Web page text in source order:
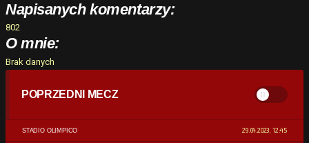
Napisanych komentarzy:
802
O mnie:
Brak danych
POPRZEDNI MECZ
STADIO OLIMPICO 29.04.2023, 12:45